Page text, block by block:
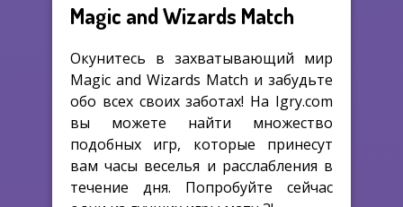
Magic and Wizards Match
Окунитесь в захватывающий мир
Magic and Wizards Match и забудьте
обо всех своих заботах! На Igry.com
вы можете найти множество
подобных игр, которые принесут
вам часы веселья и расслабления в
течение дня. Попробуйте сейчас